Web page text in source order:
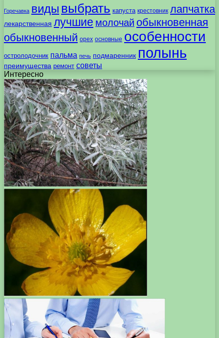
Горечавка виды выбрать капуста крестовник лапчатка
лекарственная лучшие молочай обыкновенная
обыкновенный орех основные особенности
остролодочник пальма печь подмаренник полынь
преимущества ремонт советы
Интересно